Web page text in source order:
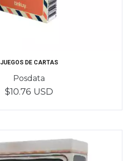
JUEGOS DE CARTAS
Posdata
$10.76 USD